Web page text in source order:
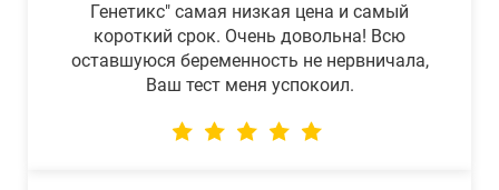
Генетикс" самая низкая цена и самый
короткий срок. Очень довольна! Всю
оставшуюся беременность не нервничала,
Ваш тест меня успокоил.